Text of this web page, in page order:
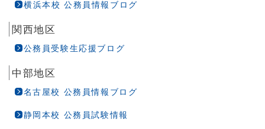
横浜本校 公務員情報ブログ
関西地区
公務員受験生応援ブログ
中部地区
名古屋校 公務員情報ブログ
静岡本校 公務員試験情報